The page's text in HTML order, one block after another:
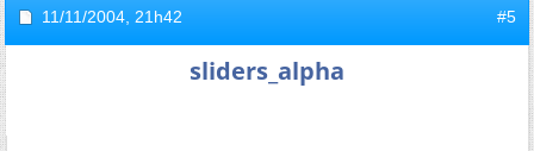
11/11/2004, 21h42 #5
sliders_alpha